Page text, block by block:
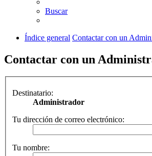
Buscar
Índice general Contactar con un
Contactar con un
Destinatario:
Administrador
Tu dirección de correo electrónico:
Tu nombre: